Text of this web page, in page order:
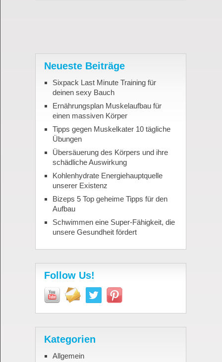
Neueste Beiträge
Sixpack Last Minute Training für
deinen sexy Bauch
Ernährungsplan Muskelaufbau für
einen massiven Körper
Tipps gegen Muskelkater 10 tägliche
Übungen
Übersäuerung des Körpers und ihre
schädliche Auswirkung
Kohlenhydrate Energiehauptquelle
unserer Existenz
Bizeps 5 Top geheime Tipps für den
Aufbau
Schwimmen eine Super-Fähigkeit, die
unsere Gesundheit fördert
Follow Us!
Kategorien
Allgemein